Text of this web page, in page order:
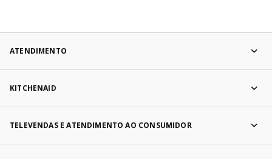
ATENDIMENTO
KITCHENAID
TELEVENDAS E ATENDIMENTO AO CONSUMIDOR